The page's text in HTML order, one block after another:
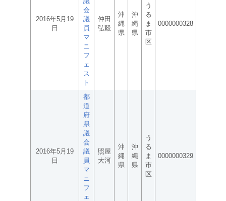
2016年5月19
日
会
議
員
マ
ニ
フ
ェ
ス
ト
仲田
弘毅
沖
縄
県
沖
縄
県
う
る
ま
市
区
0000000328
2016年5月19
日
都
道
府
県
議
会
議
員
マ
ニ
フ
ェ
照屋
大河
沖
縄
県
沖
縄
県
う
る
ま
市
区
0000000329